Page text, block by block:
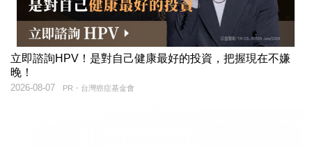
立即諮詢HPV！是對自己健康最好的投資，把握現在不嫌
晚！
PR・台灣癌症基金會
2026-08-07